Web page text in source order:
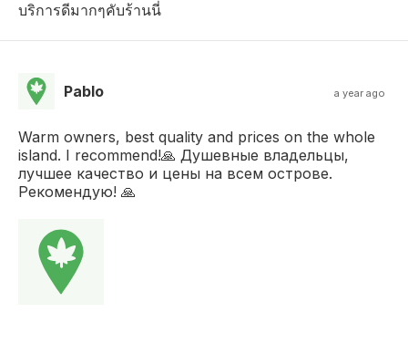
บริการดีมากๆคับร้านนี่
Pablo a year ago
Warm owners, best quality and prices on the whole
island. I recommend!🙏 Душевные владельцы,
лучшее качество и цены на всем острове.
Рекомендую! 🙏